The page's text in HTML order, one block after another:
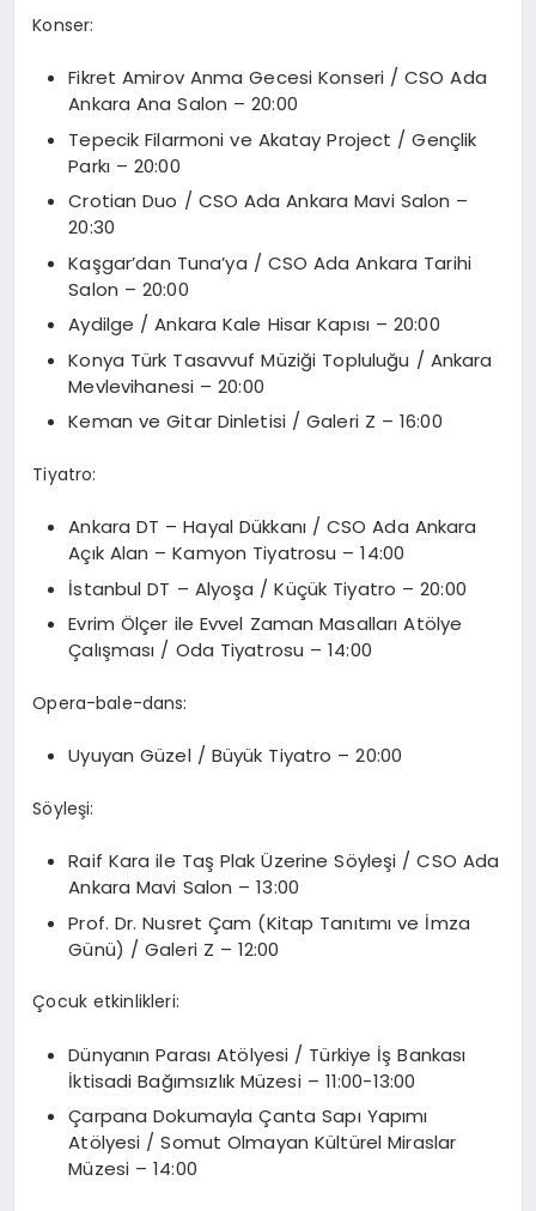
Konser:
Fikret Amirov Anma Gecesi Konseri / CSO Ada
Ankara Ana Salon – 20:00
Tepecik Filarmoni ve Akatay Project / Gençlik
Parkı – 20:00
Crotian Duo / CSO Ada Ankara Mavi Salon –
20:30
Kaşgar’dan Tuna’ya / CSO Ada Ankara Tarihi
Salon – 20:00
Aydilge / Ankara Kale Hisar Kapısı – 20:00
Konya Türk Tasavvuf Müziği Topluluğu / Ankara
Mevlevihanesi – 20:00
Keman ve Gitar Dinletisi / Galeri Z – 16:00
Tiyatro:
Ankara DT – Hayal Dükkanı / CSO Ada Ankara
Açık Alan – Kamyon Tiyatrosu – 14:00
İstanbul DT – Alyoşa / Küçük Tiyatro – 20:00
Evrim Ölçer ile Evvel Zaman Masalları Atölye
Çalışması / Oda Tiyatrosu – 14:00
Opera-bale-dans:
Uyuyan Güzel / Büyük Tiyatro – 20:00
Söyleşi:
Raif Kara ile Taş Plak Üzerine Söyleşi / CSO Ada
Ankara Mavi Salon – 13:00
Prof. Dr. Nusret Çam (Kitap Tanıtımı ve İmza
Günü) / Galeri Z – 12:00
Çocuk etkinlikleri:
Dünyanın Parası Atölyesi / Türkiye İş Bankası
İktisadi Bağımsızlık Müzesi – 11:00-13:00
Çarpana Dokumayla Çanta Sapı Yapımı
Atölyesi / Somut Olmayan Kültürel Miraslar
Müzesi – 14:00